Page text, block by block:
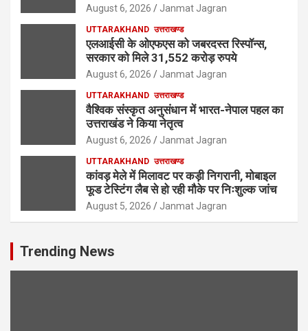
August 6, 2026 Janmat Jagran
UTTARAKHAND उत्तराखण्ड
एलआईसी के ओएफएस को जबरदस्त रिस्पॉन्स,
सरकार को मिले 31,552 करोड़ रुपये
August 6, 2026 Janmat Jagran
UTTARAKHAND उत्तराखण्ड
वैश्विक संस्कृत अनुसंधान में भारत-नेपाल पहल का
उत्तराखंड ने किया नेतृत्व
August 6, 2026 Janmat Jagran
UTTARAKHAND उत्तराखण्ड
कांवड़ मेले में मिलावट पर कड़ी निगरानी, मोबाइल
फूड टेस्टिंग लैब से हो रही मौके पर निःशुल्क जांच
August 5, 2026 Janmat Jagran
Trending News